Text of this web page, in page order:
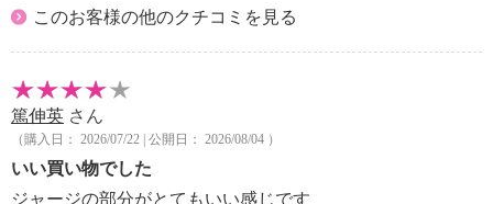
このお客様の他のクチコミを見る
篤伸英 さん
（購入日： 2026/07/22 | 公開日： 2026/08/04 ）
いい買い物でした
ジャージの部分がとてもいい感じです